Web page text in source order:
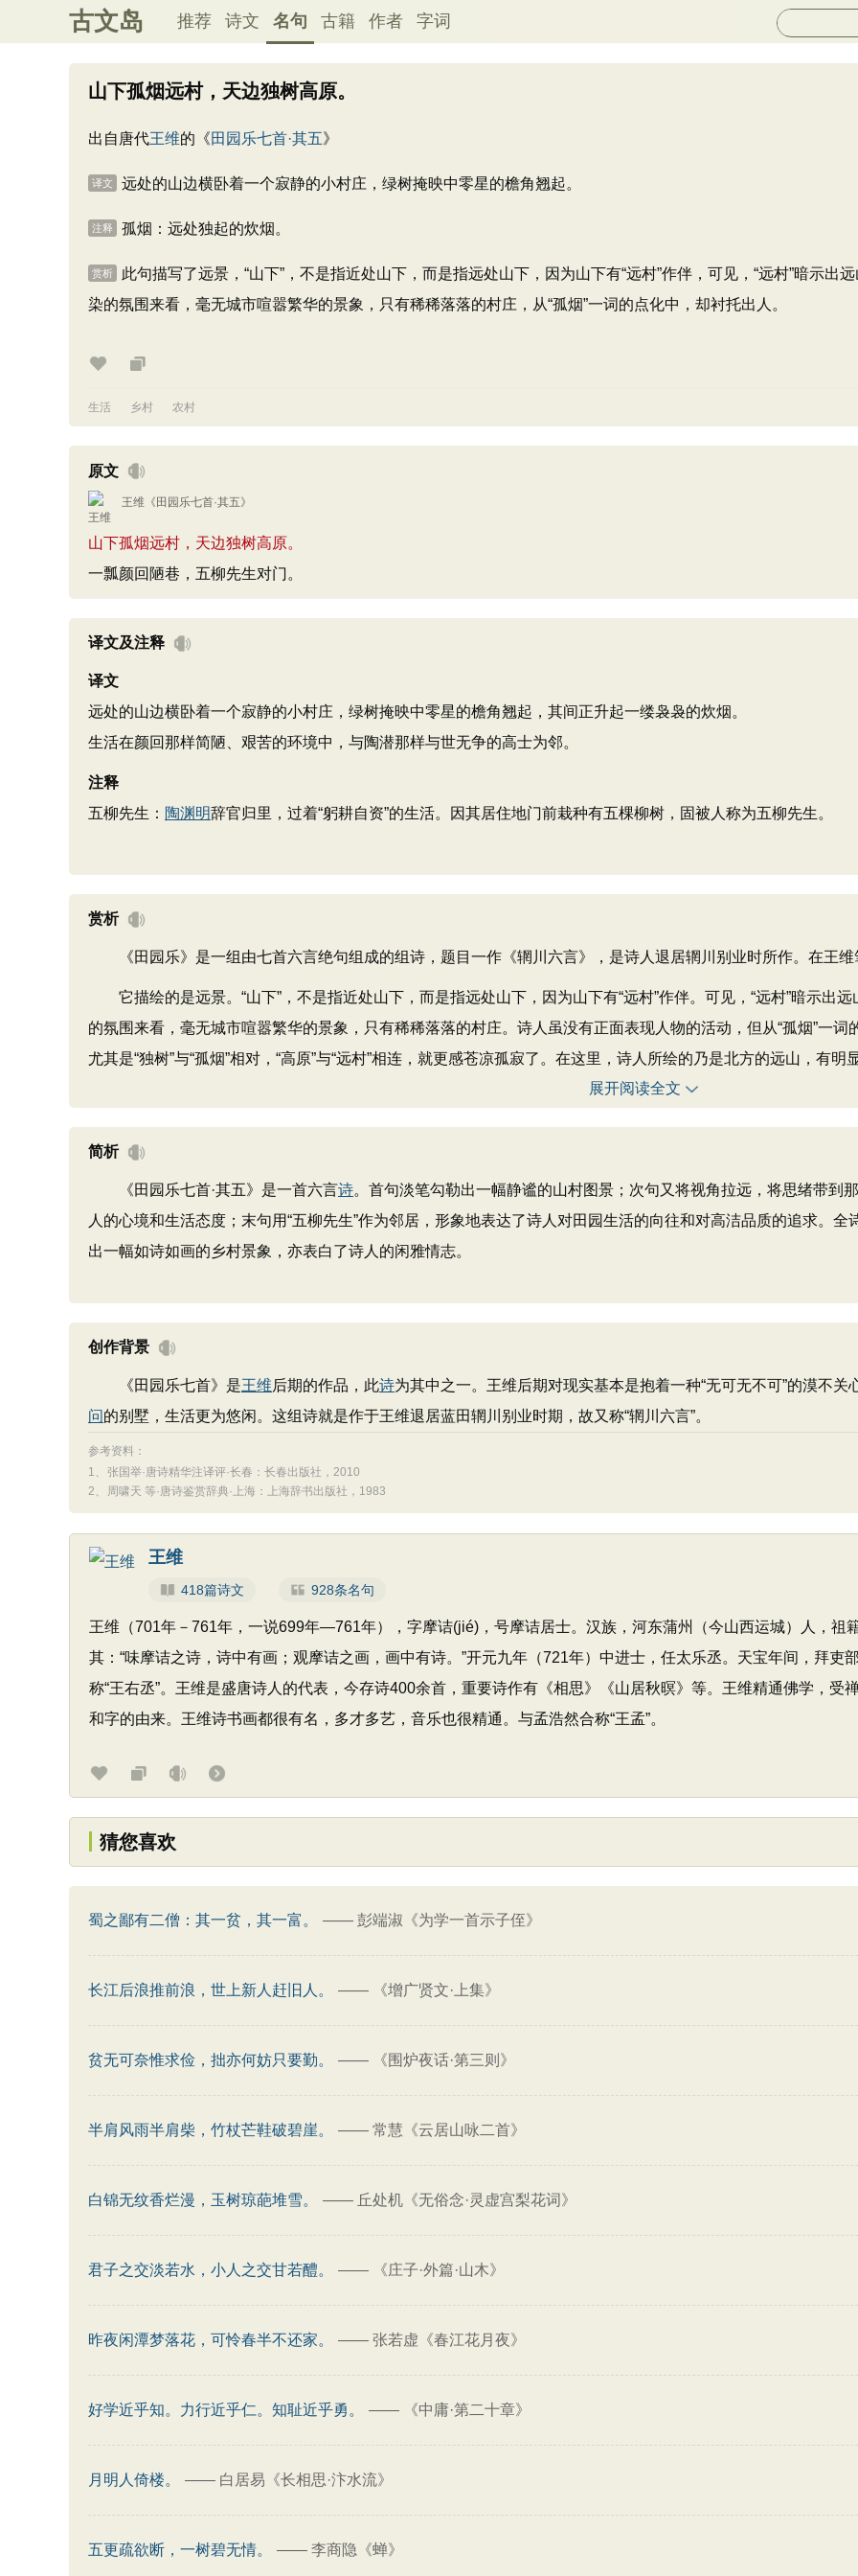
古文岛 推荐 诗文 名句 古籍 作者 字词
山下孤烟远村，天边独树高原。
出自唐代王维的《田园乐七首·其五》
译文 远处的山边横卧着一个寂静的小村庄，绿树掩映中零星的檐角翘起。
注释 孤烟：远处独起的炊烟。
赏析
此句描写了远景，“山下”，不是指近处山下，而是指远处山下，因为山下有“远村”作伴，可见，“远村”暗示出
染的氛围来看，毫无城市喧嚣繁华的景象，只有稀稀落落的村庄，从“孤烟”一词的点化中，却衬托出人。
生活 乡村 农村
原文
王维 《 田园乐七首·其五》
山下孤烟远村，天边独树高原。
一瓢颜回陋巷，五柳先生对门。
译文及注释
译文
远处的山边横卧着一个寂静的小村庄，绿树掩映中零星的檐角翘起，其间正升起一缕袅袅的炊烟。
生活在颜回那样简陋、艰苦的环境中，与陶潜那样与世无争的高士为邻。
注释
五柳先生： 陶渊明辞官归里，过着“躬耕自资”的生活。因其居住地门前栽种有五棵柳树，固被人称为五柳先生。
赏析
《田园乐》是一组由七首六言绝句组成的组诗，题目一作《辋川六言》，是诗人退居辋川别业时所作。在王维
它描绘的是远景。“山下”，不是指近处山下，而是指远处山下，因为山下有“远村”作伴。可见，“远村”暗示出
的氛围来看，毫无城市喧嚣繁华的景象，只有稀稀落落的村庄。诗人虽没有正面表现人物的活动，但从“孤烟”一
尤其是“独树”与“孤烟”相对，“高原”与“远村”相连，就更感苍凉孤寂了。在这里，诗人所绘的乃是北方的远山，有
展开阅读全文
简析
《田园乐七首·其五》是一首六言诗。首句淡笔勾勒出一幅静谧的山村图景；次句又将视角拉远，将思绪带到
人的心境和生活态度；末句用“五柳先生”作为邻居，形象地表达了诗人对田园生活的向往和对高洁品质的追求。
出一幅如诗如画的乡村景象，亦表白了诗人的闲雅情志。
创作背景
《田园乐七首》是王维后期的作品，此诗为其中之一。王维后期对现实基本是抱着一种“无可无不可”的漠不
问的别墅，生活更为悠闲。这组诗就是作于王维退居蓝田辋川别业时期，故又称“辋川六言”。
参考资料：
1、 张国举·唐诗精华注译评·长春：长春出版社，2010
2、
周啸天 等·唐诗鉴赏辞典·上海：上海辞书出版社，1983
王维
418篇诗文 928条名句
王维（701年－761年，一说699年—761年），字摩诘(jié)，号摩诘居士。汉族，河东蒲州（今山西运城）人，祖
其：“味摩诘之诗，诗中有画；观摩诘之画，画中有诗。”开元九年（721年）中进士，任太乐丞。天宝年间，拜吏
称“王右丞”。王维是盛唐诗人的代表，今存诗400余首，重要诗作有《相思》《山居秋暝》等。王维精通佛学，受
和字的由来。王维诗书画都很有名，多才多艺，音乐也很精通。与孟浩然合称“王孟”。
猜您喜欢
蜀之鄙有二僧：其一贫，其一富。 —— 彭端淑《为学一首示子侄》
长江后浪推前浪，世上新人赶旧人。 —— 《增广贤文·上集》
贫无可奈惟求俭，拙亦何妨只要勤。 —— 《围炉夜话·第三则》
半肩风雨半肩柴，竹杖芒鞋破碧崖。 —— 常慧《云居山咏二首》
白锦无纹香烂漫，玉树琼葩堆雪。 —— 丘处机《无俗念·灵虚宫梨花词》
君子之交淡若水，小人之交甘若醴。 —— 《庄子·外篇·山木》
昨夜闲潭梦落花，可怜春半不还家。 —— 张若虚《春江花月夜》
好学近乎知。力行近乎仁。知耻近乎勇。 —— 《中庸·第二十章》
月明人倚楼。 —— 白居易《长相思·汴水流》
五更疏欲断，一树碧无情。 —— 李商隐《蝉》